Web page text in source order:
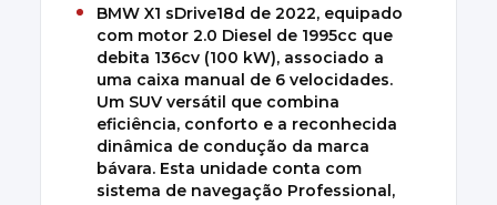
BMW X1 sDrive18d de 2022, equipado
com motor 2.0 Diesel de 1995cc que
debita 136cv (100 kW), associado a
uma caixa manual de 6 velocidades.
Um SUV versátil que combina
eficiência, conforto e a reconhecida
dinâmica de condução da marca
bávara. Esta unidade conta com
sistema de navegação Professional,